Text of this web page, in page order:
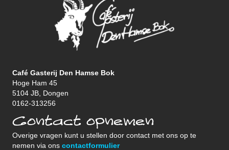
Café Gasterij Den Hamse Bok
Hoge Ham 45
5104 JB, Dongen
0162-313256
Contact opnemen
Overige vragen kunt u stellen door contact met ons op te
nemen via ons contactformulier